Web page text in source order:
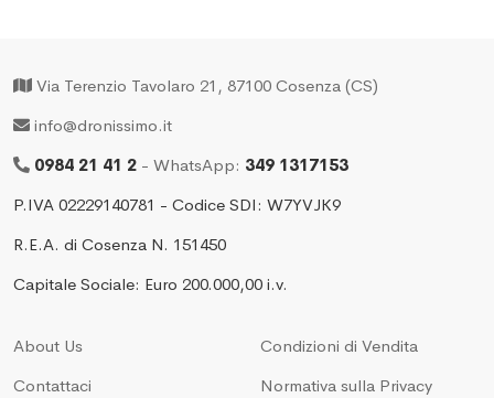
Via Terenzio Tavolaro 21, 87100 Cosenza (CS)
info@dronissimo.it
0984 21 41 2 - WhatsApp: 349 1317153
P.IVA 02229140781 - Codice SDI: W7YVJK9
R.E.A. di Cosenza N. 151450
Capitale Sociale: Euro 200.000,00 i.v.
About Us
Contattaci
Condizioni di Vendita
Normativa sulla Privacy